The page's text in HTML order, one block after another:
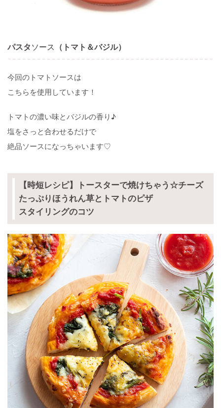
パスタソース （トマト＆バジル）
今回のトマトソースは
こちらを使用しています！
トマトの濃い味とバジルの香り♪
塩をさっと合わせるだけで
絶品ソースになっちゃいます♡
【時短レシピ】トースターで焼けちゃう☆チーズ
たっぷりほうれん草とトマトのピザ
スタイリングのコツ